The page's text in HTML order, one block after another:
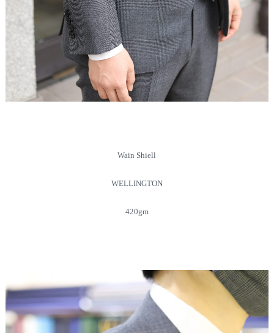
Wain Shiell
WELLINGTON
420gm